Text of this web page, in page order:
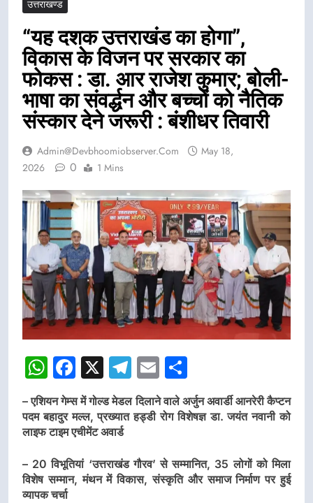
उत्तराखण्ड
“यह दशक उत्तराखंड का होगा”,
विकास के विजन पर सरकार का
फोकस : डा. आर राजेश कुमार; बोली-
भाषा का संवर्द्धन और बच्चों को नैतिक
संस्कार देने जरूरी : बंशीधर तिवारी
Admin@devbhoomiobserver.com
May 18,
2026
0 1 Mins
WhatsApp
Facebook
X Telegram
Email
– एशियन गेम्स में गोल्ड मेडल दिलाने वाले अर्जुन अवार्डी आनरेरी कैप्टन
पदम बहादुर मल्ल, प्रख्यात हड्डी रोग विशेषज्ञ डा. जयंत नवानी को
लाइफ टाइम एचीमेंट अवार्ड
– 20 विभूतियां ‘उत्तराखंड गौरव’ से सम्मानित, 35 लोगों को मिला
विशेष सम्मान, मंथन में विकास, संस्कृति और समाज निर्माण पर हुई
व्यापक चर्चा